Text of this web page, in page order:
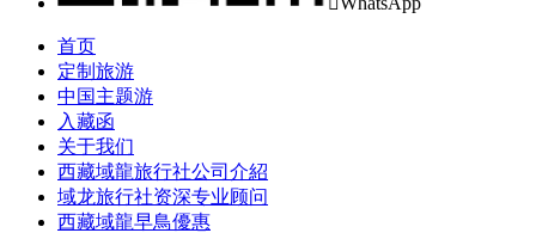
首页
定制旅游
中国主题游
入藏函
关于我们
西藏域龍旅行社公司介紹
域龙旅行社资深专业顾问
西藏域龍早鳥優惠